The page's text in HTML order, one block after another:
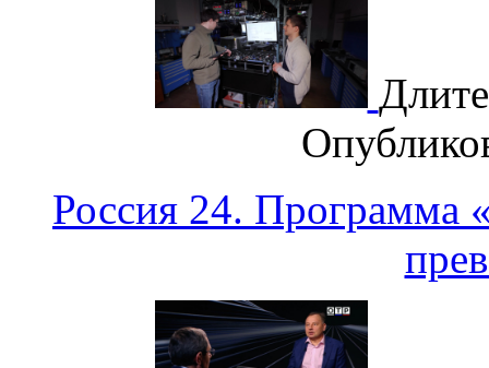
Россия 24. Программа